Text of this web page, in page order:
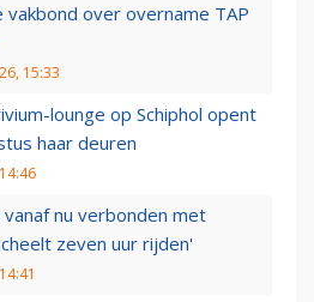
vakbond over overname TAP
15:33
lounge op Schiphol opent
haar deuren
vanaf nu verbonden met
zeven uur rijden'